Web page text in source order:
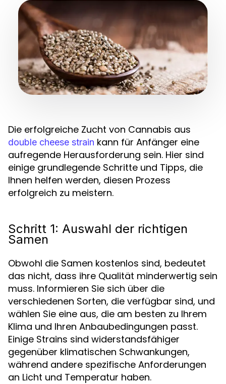
Die erfolgreiche Zucht von Cannabis aus
double cheese strain kann für Anfänger eine
aufregende Herausforderung sein. Hier sind
einige grundlegende Schritte und Tipps, die
Ihnen helfen werden, diesen Prozess
erfolgreich zu meistern.
Schritt 1: Auswahl der richtigen
Samen
Obwohl die Samen kostenlos sind, bedeutet
das nicht, dass ihre Qualität minderwertig sein
muss. Informieren Sie sich über die
verschiedenen Sorten, die verfügbar sind, und
wählen Sie eine aus, die am besten zu Ihrem
Klima und Ihren Anbaubedingungen passt.
Einige Strains sind widerstandsfähiger
gegenüber klimatischen Schwankungen,
während andere spezifische Anforderungen
an Licht und Temperatur haben.